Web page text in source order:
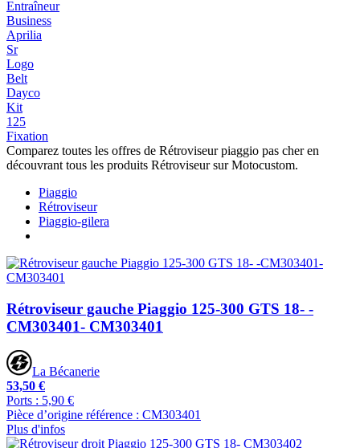
Entraîneur
Business
Aprilia
Sr
Logo
Belt
Dayco
Kit
125
Fixation
Comparez toutes les offres de Rétroviseur piaggio pas cher en
découvrant tous les produits Rétroviseur sur Motocustom.
Piaggio
Rétroviseur
Piaggio-gilera
Rétroviseur gauche Piaggio 125-300 GTS 18- -
CM303401- CM303401
La Bécanerie
53,50 €
Ports : 5,90 €
Pièce d’origine référence : CM303401
Plus d'infos